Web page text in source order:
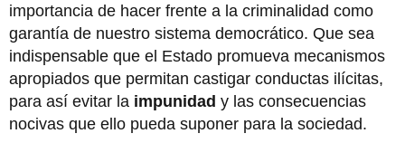
importancia de hacer frente a la criminalidad como
garantía de nuestro sistema democrático. Que sea
indispensable que el Estado promueva mecanismos
apropiados que permitan castigar conductas ilícitas,
para así evitar la impunidad y las consecuencias
nocivas que ello pueda suponer para la sociedad.